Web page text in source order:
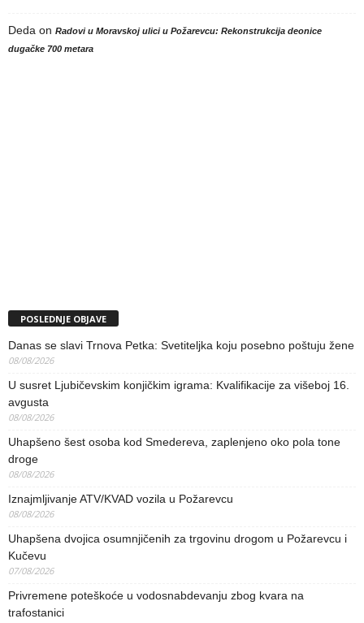
Deda on Radovi u Moravskoj ulici u Požarevcu: Rekonstrukcija deonice
dugačke 700 metara
POSLEDNJE OBJAVE
Danas se slavi Trnova Petka: Svetiteljka koju posebno poštuju žene
08/08/2026
U susret Ljubičevskim konjičkim igrama: Kvalifikacije za višeboj 16.
avgusta
08/08/2026
Uhapšeno šest osoba kod Smedereva, zaplenjeno oko pola tone
droge
08/08/2026
Iznajmljivanje ATV/KVAD vozila u Požarevcu
08/08/2026
Uhapšena dvojica osumnjičenih za trgovinu drogom u Požarevcu i
Kučevu
07/08/2026
Privremene poteškoće u vodosnabdevanju zbog kvara na
trafostanici